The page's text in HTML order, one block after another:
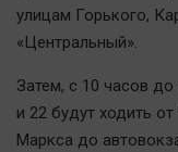
Образование
Автомобили
XX век: криминальные
Банки
Медиаграмотность
улицам Горького,
«Центральный».
Затем, с 10 часов
и 22 будут ходить
Маркса до